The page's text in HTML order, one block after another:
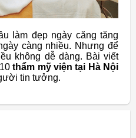
làm đẹp ngày căng tăng
càng nhiều. Nhưng để
không dễ dàng. Bài viết
thẩm mỹ viện tại Hà Nội
tin tưởng.